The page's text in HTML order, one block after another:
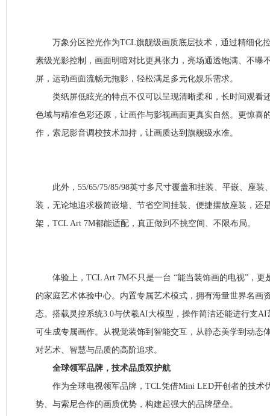
万象分区控光作为TCL旗舰级画质底层技术，通过精细化
素级光影控制，画面明暗对比更具张力，亮场通透饱满、不曝
屏，运动画面流畅无拖影，轻松满足多元化娱乐需求。
类纸屏低眩光的特点不仅可以呈现清晰柔和，长时间观看
色域与精准色彩还原，让画作与影视画面更真实自然。更惊喜
作，索尼影音调校技术加持，让画质达到旗舰级水准。
此外，55/65/75/85/98英寸多尺寸覆盖和挂装、平嵌、座装
装，无论地追求极简嵌墙、节省空间挂装、便捷摆放座装，还
架，TCL Art 7M都能适配，真正做到不挑空间、不限布局。
体验上，TCL Art 7M不只是一台 “能当装饰画的电视”，更
的家庭艺术体验中心。内置专属艺术模式，拥有海量世界名画
态。搭载灵控系统3.0与伏羲AI大模型，操作简洁还能进行支
可生成专属画作。从视觉装饰到智能交互，从静态美学到动态
对艺术、智慧与品质的高阶追求。
全球领军品牌，技术品质双护航
作为全球电视领军品牌，TCL凭借Mini LED开创者的技术
势、与索尼合作的画质优势，构建起强大的品牌壁垒。